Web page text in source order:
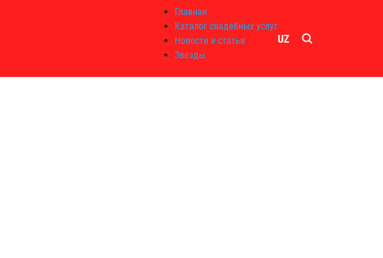
Главная
Каталог свадебных услуг
Новости и статьи
Звезды
UZ